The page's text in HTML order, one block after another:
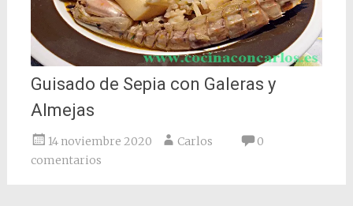
Guisado de Sepia con Galeras y
Almejas
14 noviembre 2020 Carlos
0
comentarios